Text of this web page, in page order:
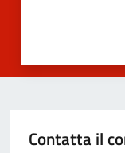
Contatta il